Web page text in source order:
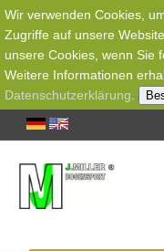
Wir verwenden Cookies,
Zugriffe auf unsere
unsere Cookies, wenn Sie
Weitere Informationen
Datenschutzerklärung